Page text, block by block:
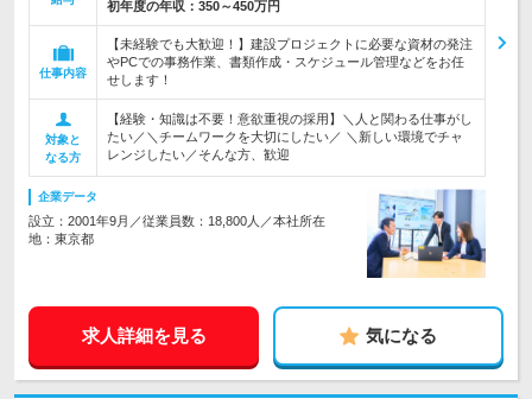
初年度の年収： 350～450万円
仕事内容
【未経験でも大歓迎！】建設プロジェクトに必要な資材の発注
やPCでの事務作業、書類作成・スケジュール管理などをお任
せします！
対象と
なる方
【経験・知識は不要！意欲重視の採用】＼人と関わる仕事がし
たい／＼チームワークを大切にしたい／ ＼新しい環境でチャ
レンジしたい／そんな方、歓迎
企業データ
設立：2001年9月／従業員数：18,800人／本社所在
地：東京都
求人詳細を見る 気になる